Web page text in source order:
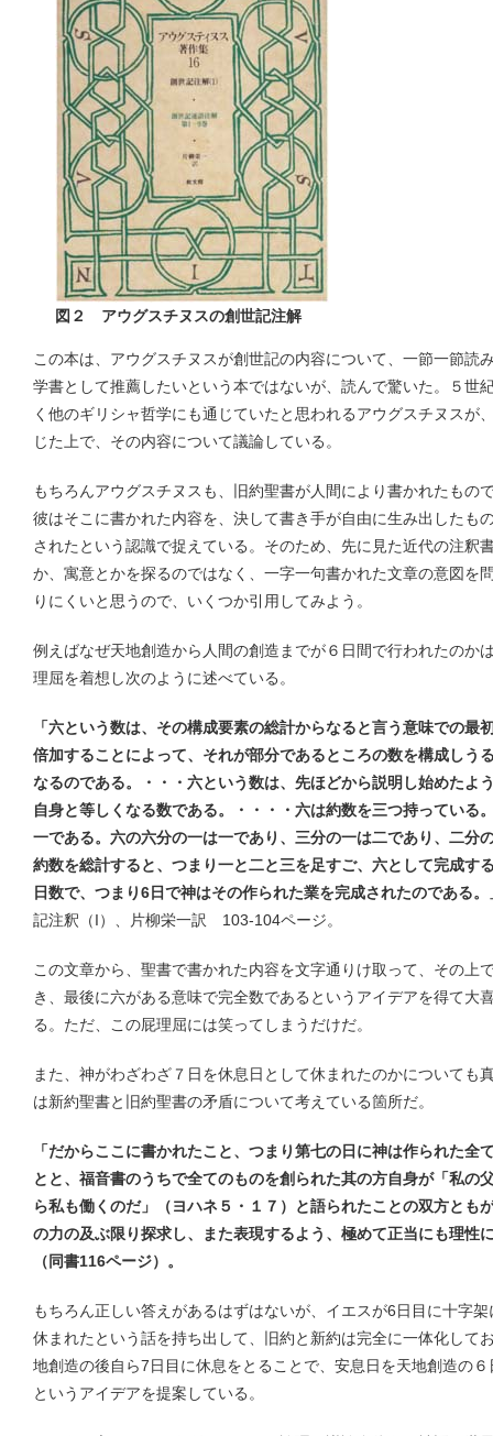
図２ アウグスチヌスの創世記注解
この本は、アウグスチヌスが創世記の内容について、一節一節読
学書として推薦したいという本ではないが、読んで驚いた。５世
く他のギリシャ哲学にも通じていたと思われるアウグスチヌスが
じた上で、その内容について議論している。
もちろんアウグスチヌスも、旧約聖書が人間により書かれたもの
彼はそこに書かれた内容を、決して書き手が自由に生み出したも
されたという認識で捉えている。そのため、先に見た近代の注釈
か、寓意とかを探るのではなく、一字一句書かれた文章の意図を
りにくいと思うので、いくつか引用してみよう。
例えばなぜ天地創造から人間の創造までが６日間で行われたのか
理屈を着想し次のように述べている。
「六という数は、その構成要素の総計からなると言う意味での最
倍加することによって、それが部分であるところの数を構成しう
なるのである。・・・六という数は、先ほどから説明し始めたよ
自身と等しくなる数である。・・・・六は約数を三つ持っている
一である。六の六分の一は一であり、三分の一は二であり、二分
約数を総計すると、つまり一と二と三を足すご、六として完成す
日数で、つまり6日で神はその作られた業を完成されたのである。
記注釈（I）、片柳栄一訳 103-104ページ。
この文章から、聖書で書かれた内容を文字通りけ取って、その上
き、最後に六がある意味で完全数であるというアイデアを得て大
る。ただ、この屁理屈には笑ってしまうだけだ。
また、神がわざわざ７日を休息日として休まれたのかについても
は新約聖書と旧約聖書の矛盾について考えている箇所だ。
「だからここに書かれたこと、つまり第七の日に神は作られた全
とと、福音書のうちで全てのものを創られた其の方自身が「私の
ら私も働くのだ」（ヨハネ５・１７）と語られたことの双方とも
の力の及ぶ限り探求し、また表現するよう、極めて正当にも理性
（同書116ページ）。
もちろん正しい答えがあるはずはないが、イエスが6日目に十字
休まれたという話を持ち出して、旧約と新約は完全に一体化して
地創造の後自ら7日目に休息をとることで、安息日を天地創造の
というアイデアを提案している。